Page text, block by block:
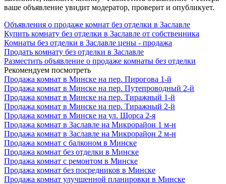
ваше объявление увидит модератор, проверит и опубликует.
Объявления о продаже комнат без отделки в Заславле
Купить комнату без отделки в Заславле от собственника
Комнаты без отделки в Заславле цены - продажа
Продать комнату без отделки в Заславле
Разместить объявление о продаже комнаты без отделки
Рекомендуем посмотреть
Продажа комнат в Минске на пер. Пирогова 1-й
Продажа комнат в Минске на пер. Путепроводный 2-й
Продажа комнат в Минске на пер. Тиражный 1-й
Продажа комнат в Минске на пер. Тиражный 2-й
Продажа комнат в Минске на ул. Щорса 2-я
Продажа комнат в Заславле на Микрорайон 1 м-н
Продажа комнат в Заславле на Микрорайон 2 м-н
Продажа комнат с балконом в Минске
Продажа комнат без отделки в Минске
Продажа комнат с ремонтом в Минске
Продажа комнат без посредников в Минске
Продажа комнат улучшенной планировки в Минске